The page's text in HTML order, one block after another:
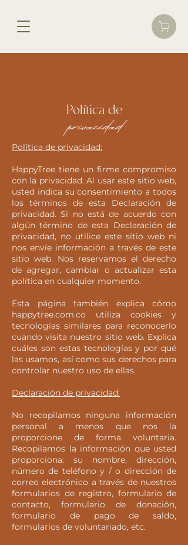
Política de
privacidad
Política de privacidad:
HappyTree tiene un firme compromiso
con la privacidad. Al usar este sitio web,
usted indica su consentimiento a todos
los términos de esta Declaración de
privacidad. Si no está de acuerdo con
algún término de esta Declaración de
privacidad, no utilice este sitio web ni
nos envíe información a través de este
sitio web. Nos reservamos el derecho
de agregar, cambiar o actualizar esta
política en cualquier momento.
Esta página también explica cómo
happytree.com.co utiliza cookies y
tecnologías similares para reconocerlo
cuando visita nuestro sitio web. Explica
cuáles son estas tecnologías y por qué
las usamos, así como sus derechos para
controlar nuestro uso de ellas.
Declaración de privacidad:
No recopilamos ninguna información
personal a menos que nos la
proporcione de forma voluntaria.
Recopilamos la información que usted
proporciona: su nombre, dirección,
número de teléfono y / o dirección de
correo electrónico a través de nuestros
formularios de registro, formulario de
contacto, formulario de donación,
formulario de pago de saldo,
formularios de voluntariado, etc.